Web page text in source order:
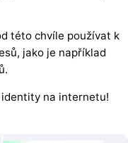
této chvíle používat k
jako je například
na internetu!